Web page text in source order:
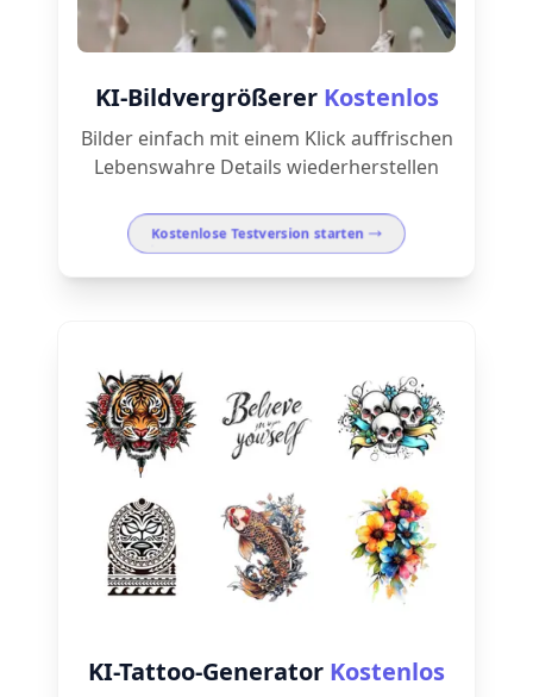
KI-Bildvergrößerer Kostenlos
Bilder einfach mit einem Klick auffrischen
Lebenswahre Details wiederherstellen
Kostenlose Testversion starten
KI-Tattoo-Generator Kostenlos